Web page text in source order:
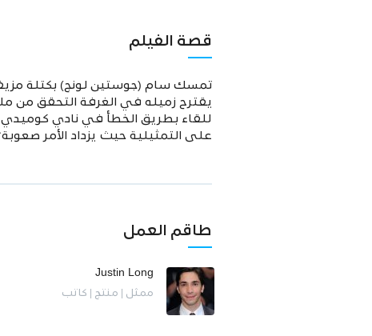
قصة الفيلم
تمسك سام (جوستين لونج) بكتلة
للقاء بطريق الخطأ في نادي
على التمثيلية حيث يزداد الأمر
طاقم العمل
Justin Long
ممثل | منتج | كاتب